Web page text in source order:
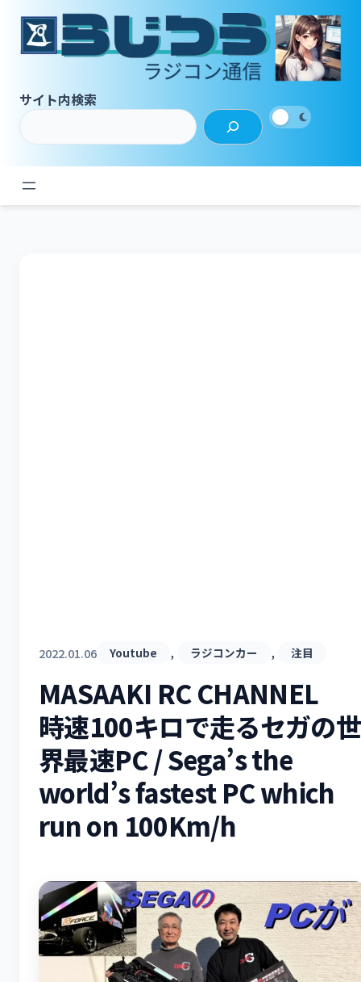
サイト内検索
2022.01.06 Youtube , ラジコンカー , 注目
MASAAKI RC CHANNEL
時速100キロで走るセガの世
界最速PC / Sega’s the
world’s fastest PC which
run on 100Km/h